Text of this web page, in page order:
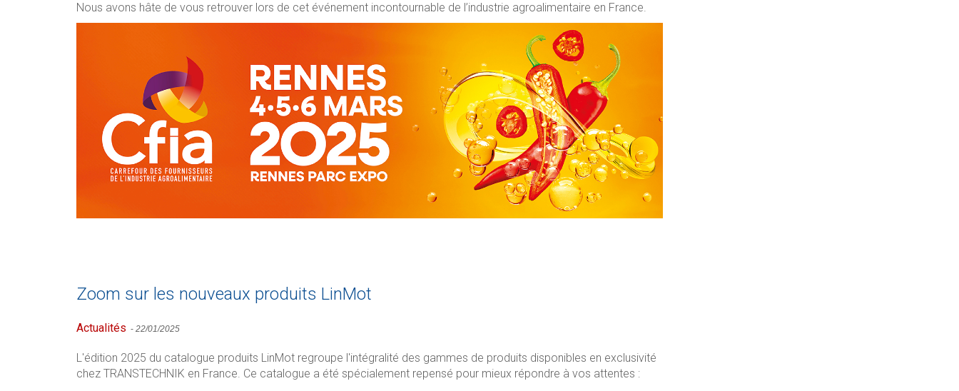
Nous avons hâte de vous retrouver lors de cet événement incontournable de l’industrie agroalimentaire en France.
Zoom sur les nouveaux produits LinMot
Actualités - 22/01/2025
L'édition 2025 du catalogue produits LinMot regroupe l'intégralité des gammes de produits disponibles en exclusivité
chez TRANSTECHNIK en France. Ce catalogue a été spécialement repensé pour mieux répondre à vos attentes :